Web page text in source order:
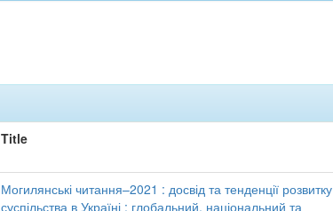
Title
Могилянські читання–2021 : досвід та тенденції розвитку
суспільства в Україні : глобальний, національний та